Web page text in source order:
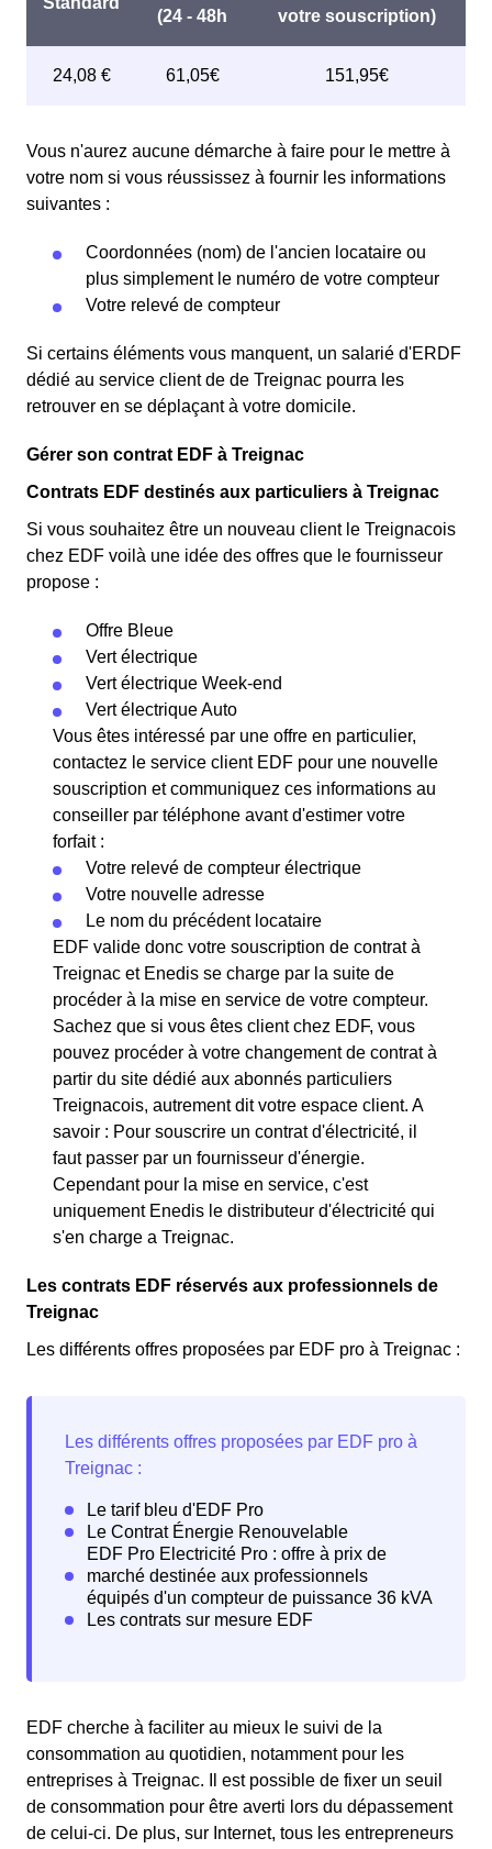
Vous n'aurez aucune démarche à faire pour le mettre à
votre nom si vous réussissez à fournir les informations
suivantes :
Coordonnées (nom) de l'ancien locataire ou
plus simplement le numéro de votre compteur
Votre relevé de compteur
Si certains éléments vous manquent, un salarié d'ERDF
dédié au service client de de Treignac pourra les
retrouver en se déplaçant à votre domicile.
Gérer son contrat EDF à Treignac
Contrats EDF destinés aux particuliers à Treignac
Si vous souhaitez être un nouveau client le Treignacois
chez EDF voilà une idée des offres que le fournisseur
propose :
Offre Bleue
Vert électrique
Vert électrique Week-end
Vert électrique Auto
Vous êtes intéressé par une offre en particulier,
contactez le service client EDF pour une nouvelle
souscription et communiquez ces informations au
conseiller par téléphone avant d'estimer votre
forfait :
Votre relevé de compteur électrique
Votre nouvelle adresse
Le nom du précédent locataire
EDF valide donc votre souscription de contrat à
Treignac et Enedis se charge par la suite de
procéder à la mise en service de votre compteur.
Sachez que si vous êtes client chez EDF, vous
pouvez procéder à votre changement de contrat à
partir du site dédié aux abonnés particuliers
Treignacois, autrement dit votre espace client. A
savoir : Pour souscrire un contrat d'électricité, il
faut passer par un fournisseur d'énergie.
Cependant pour la mise en service, c'est
uniquement Enedis le distributeur d'électricité qui
s'en charge a Treignac.
Les contrats EDF réservés aux professionnels de
Treignac
Les différents offres proposées par EDF pro à Treignac :
EDF cherche à faciliter au mieux le suivi de la
consommation au quotidien, notamment pour les
entreprises à Treignac. Il est possible de fixer un seuil
de consommation pour être averti lors du dépassement
de celui-ci. De plus, sur Internet, tous les entrepreneurs